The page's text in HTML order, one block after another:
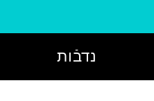
נדבֿות